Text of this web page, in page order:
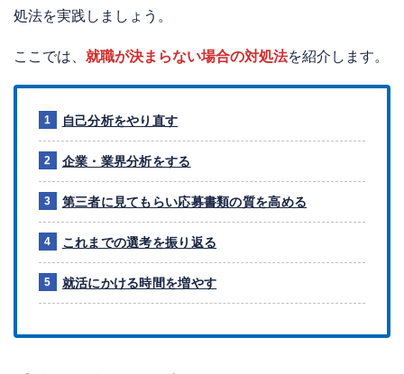
処法を実践しましょう。
ここでは、 就職が決まらない場合の対処法を紹介します。
自己分析をやり直す
企業・業界分析をする
第三者に見てもらい応募書類の質を高める
これまでの選考を振り返る
就活にかける時間を増やす